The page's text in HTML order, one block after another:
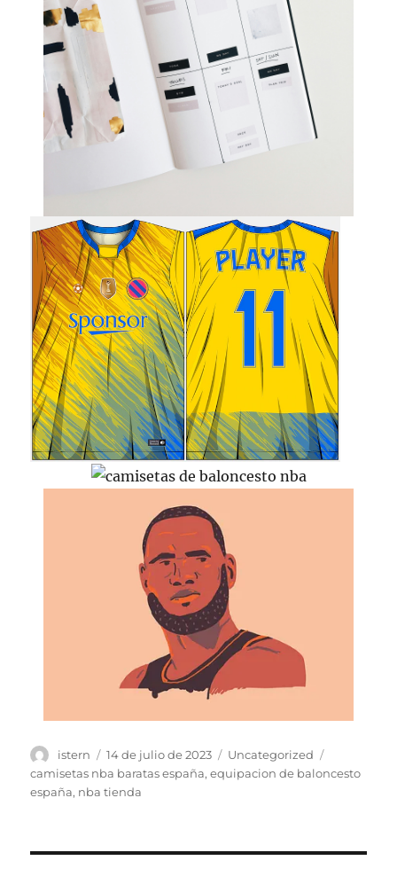
Autor
istern
Publicado
el
14 de julio de 2023 Categorías
Uncategorized
camisetas nba baratas españa,equipacion de baloncesto
españa, nba tienda